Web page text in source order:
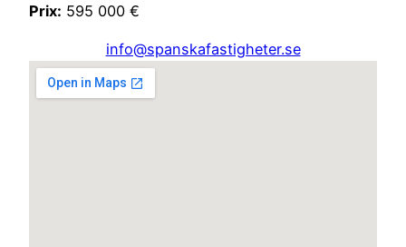
Prix: 595 000 €
info@spanskafastigheter.se